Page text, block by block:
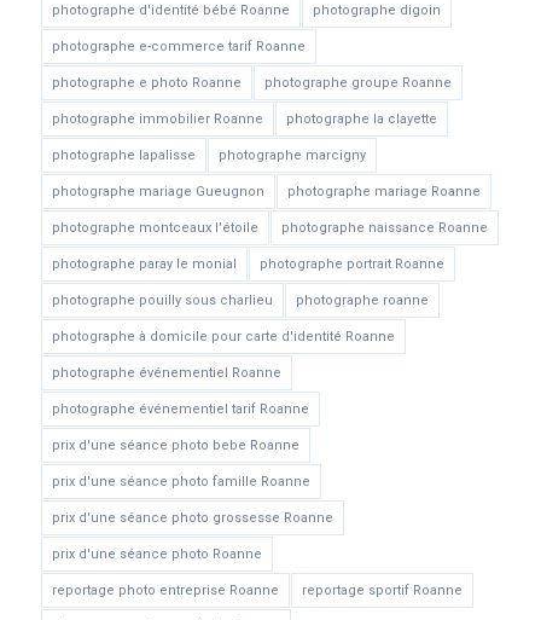
photographe d'identité bébé Roanne photographe digoin
photographe e-commerce tarif Roanne
photographe e photo Roanne photographe groupe Roanne
photographe immobilier Roanne photographe la clayette
photographe lapalisse photographe marcigny
photographe mariage Gueugnon photographe mariage Roanne
photographe montceaux l'étoile photographe naissance Roanne
photographe paray le monial photographe portrait Roanne
photographe pouilly sous charlieu photographe roanne
photographe à domicile pour carte d'identité Roanne
photographe événementiel Roanne
photographe événementiel tarif Roanne
prix d'une séance photo bebe Roanne
prix d'une séance photo famille Roanne
prix d'une séance photo grossesse Roanne
prix d'une séance photo Roanne
reportage photo entreprise Roanne reportage sportif Roanne